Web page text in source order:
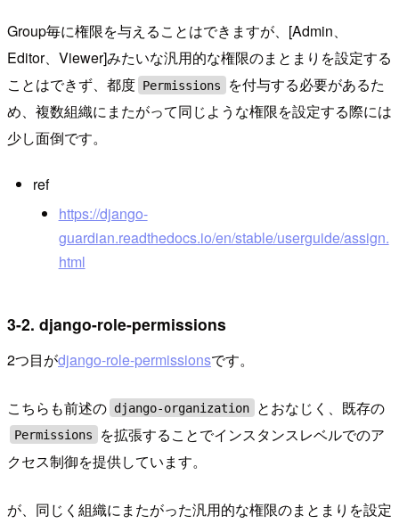
Group毎に権限を与えることはできますが、[Admin、
Editor、Viewer]みたいな汎用的な権限のまとまりを設定する
ことはできず、都度 Permissions
を付与する必要があるた
め、複数組織にまたがって同じような権限を設定する際には
少し面倒です。
ref
https://django-
guardian.readthedocs.io/en/stable/userguide/assign.
html
3-2. django-role-permissions
2つ目がdjango-role-permissionsです。
こちらも前述の django-organization とおなじく、既存の
Permissions
を拡張することでインスタンスレベルでのア
クセス制御を提供しています。
が、同じく組織にまたがった汎用的な権限のまとまりを設定